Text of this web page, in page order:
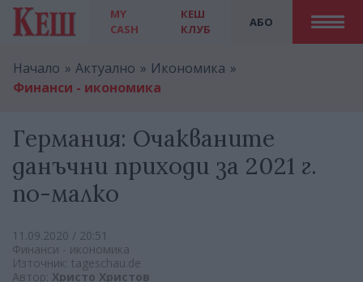
MY
CASH
АБО
КЕШ
КЛУБ
Начало Актуално
Икономика
Финанси - икономика
Германия: Очакваните
данъчни приходи за 2021 г.
по-малко
11.09.2020 / 20:51
Финанси - икономика
Източник: tageschau.de
Автор: Христо Христов